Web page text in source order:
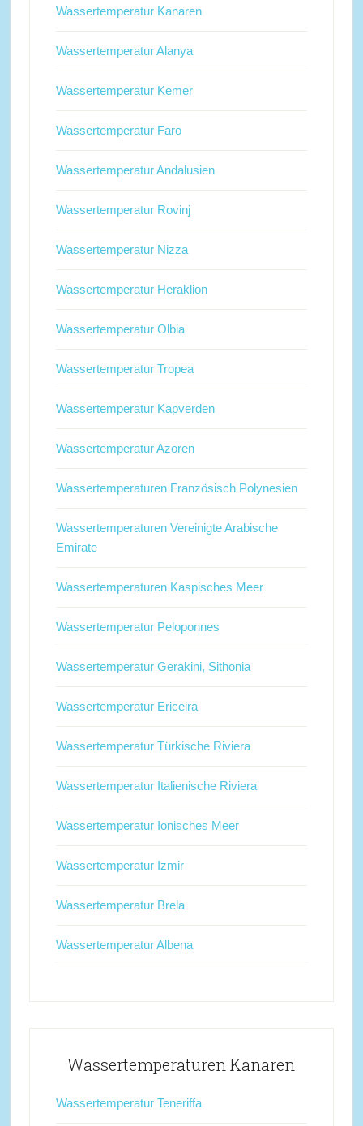
Wassertemperatur Kanaren
Wassertemperatur Alanya
Wassertemperatur Kemer
Wassertemperatur Faro
Wassertemperatur Andalusien
Wassertemperatur Rovinj
Wassertemperatur Nizza
Wassertemperatur Heraklion
Wassertemperatur Olbia
Wassertemperatur Tropea
Wassertemperatur Kapverden
Wassertemperatur Azoren
Wassertemperaturen Französisch Polynesien
Wassertemperaturen Vereinigte Arabische
Emirate
Wassertemperaturen Kaspisches Meer
Wassertemperatur Peloponnes
Wassertemperatur Gerakini, Sithonia
Wassertemperatur Ericeira
Wassertemperatur Türkische Riviera
Wassertemperatur Italienische Riviera
Wassertemperatur Ionisches Meer
Wassertemperatur Izmir
Wassertemperatur Brela
Wassertemperatur Albena
Wassertemperaturen Kanaren
Wassertemperatur Teneriffa